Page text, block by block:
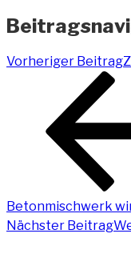
Vorheriger Beitrag
Betonmischwerk
Nächster Beitrag